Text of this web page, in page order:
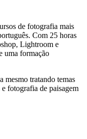
de fotografia mais
Com 25 horas
Lightroom e
uma formação
mesmo tratando temas
fotografia de paisagem